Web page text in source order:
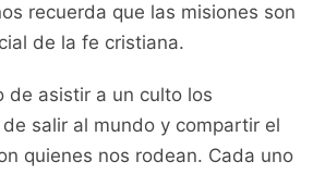
recuerda que las misiones son
de la fe cristiana.
de asistir a un culto los
salir al mundo y compartir el
quienes nos rodean. Cada uno